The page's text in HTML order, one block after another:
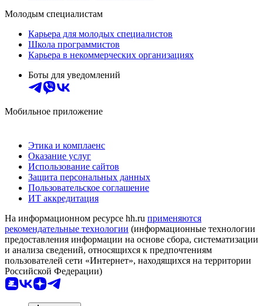
Молодым специалистам
Карьера для молодых специалистов
Школа программистов
Карьера в некоммерческих организациях
Боты для уведомлений
Мобильное приложение
Этика и комплаенс
Оказание услуг
Использование сайтов
Защита персональных данных
Пользовательское соглашение
ИТ аккредитация
На информационном ресурсе hh.ru применяются
рекомендательные технологии (информационные технологии
предоставления информации на основе сбора, систематизации
и анализа сведений, относящихся к предпочтениям
пользователей сети «Интернет», находящихся на территории
Российской Федерации)